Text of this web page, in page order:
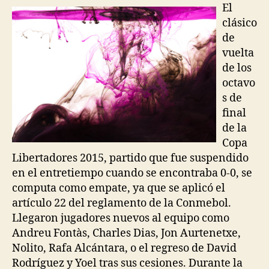
El
clásico
de
vuelta
de los
octavo
s de
final
de la
Copa
Libertadores 2015, partido que fue suspendido
en el entretiempo cuando se encontraba 0-0, se
computa como empate, ya que se aplicó el
artículo 22 del reglamento de la Conmebol.
Llegaron jugadores nuevos al equipo como
Andreu Fontàs, Charles Dias, Jon Aurtenetxe,
Nolito, Rafa Alcántara, o el regreso de David
Rodríguez y Yoel tras sus cesiones. Durante la